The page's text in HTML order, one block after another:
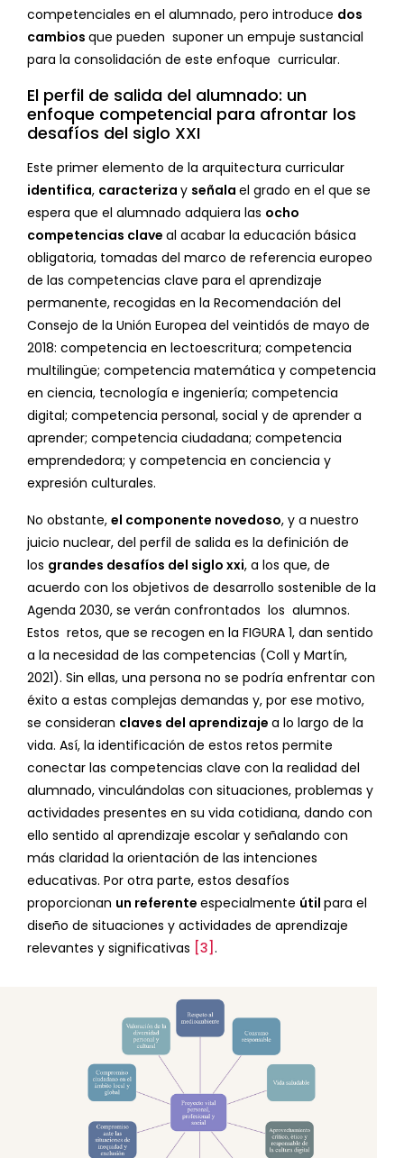
competenciales en el alumnado, pero introduce dos
cambios que pueden suponer un empuje sustancial
para la consolidación de este enfoque curricular.
El perfil de salida del alumnado: un
enfoque competencial para afrontar los
desafíos del siglo XXI
Este primer elemento de la arquitectura curricular
identifica, caracteriza y señala el grado en el que se
espera que el alumnado adquiera las ocho
competencias clave al acabar la educación básica
obligatoria, tomadas del marco de referencia europeo
de las competencias clave para el aprendizaje
permanente, recogidas en la Recomendación del
Consejo de la Unión Europea del veintidós de mayo de
2018: competencia en lectoescritura; competencia
multilingüe; competencia matemática y competencia
en ciencia, tecnología e ingeniería; competencia
digital; competencia personal, social y de aprender a
aprender; competencia ciudadana; competencia
emprendedora; y competencia en conciencia y
expresión culturales.
No obstante, el componente novedoso, y a nuestro
juicio nuclear, del perfil de salida es la definición de
los grandes desafíos del siglo xxi, a los que, de
acuerdo con los objetivos de desarrollo sostenible de la
Agenda 2030, se verán confrontados los alumnos.
Estos retos, que se recogen en la FIGURA 1, dan sentido
a la necesidad de las competencias (Coll y Martín,
2021). Sin ellas, una persona no se podría enfrentar con
éxito a estas complejas demandas y, por ese motivo,
se consideran claves del aprendizaje a lo largo de la
vida. Así, la identificación de estos retos permite
conectar las competencias clave con la realidad del
alumnado, vinculándolas con situaciones, problemas y
actividades presentes en su vida cotidiana, dando con
ello sentido al aprendizaje escolar y señalando con
más claridad la orientación de las intenciones
educativas. Por otra parte, estos desafíos
proporcionan un referente especialmente útil para el
diseño de situaciones y actividades de aprendizaje
relevantes y significativas [3] .